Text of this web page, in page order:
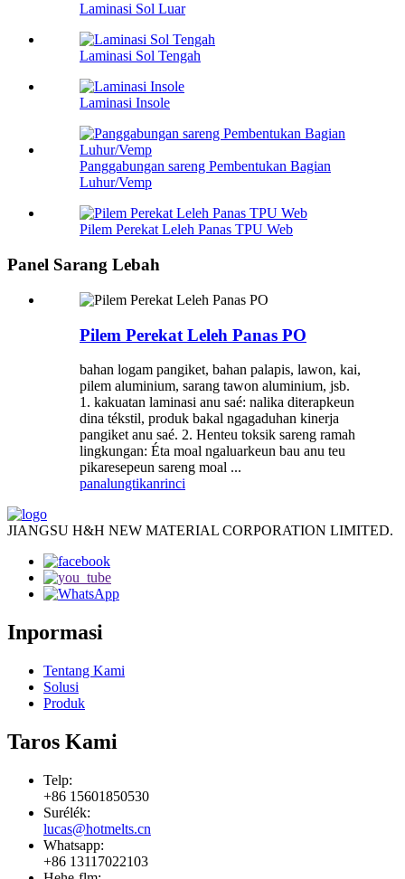
Laminasi Sol Luar
Laminasi Sol Tengah
Laminasi Insole
Panggabungan sareng Pembentukan Bagian
Luhur/Vemp
Pilem Perekat Leleh Panas TPU Web
Panel Sarang Lebah
Pilem Perekat Leleh Panas PO
bahan logam pangiket, bahan palapis, lawon, kai,
pilem aluminium, sarang tawon aluminium, jsb.
1. kakuatan laminasi anu saé: nalika diterapkeun
dina tékstil, produk bakal ngagaduhan kinerja
pangiket anu saé. 2. Henteu toksik sareng ramah
lingkungan: Éta moal ngaluarkeun bau anu teu
pikaresepeun sareng moal ...
panalungtikanrinci
JIANGSU H&H NEW MATERIAL CORPORATION LIMITED.
Inpormasi
Tentang Kami
Solusi
Produk
Taros Kami
Telp:
+86 15601850530
Surélék:
lucas@hotmelts.cn
Whatsapp:
+86 13117022103